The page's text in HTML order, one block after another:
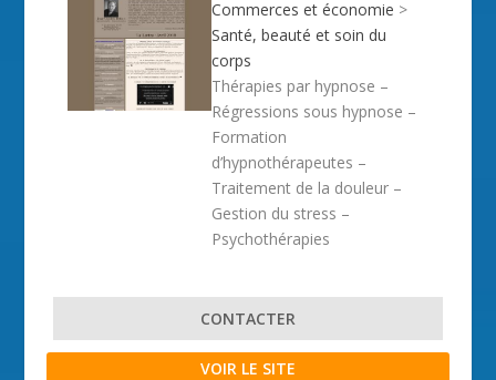
Commerces et économie >
Santé, beauté et soin du
corps
Thérapies par hypnose –
Régressions sous hypnose –
Formation
d’hypnothérapeutes –
Traitement de la douleur –
Gestion du stress –
Psychothérapies
CONTACTER
VOIR LE SITE